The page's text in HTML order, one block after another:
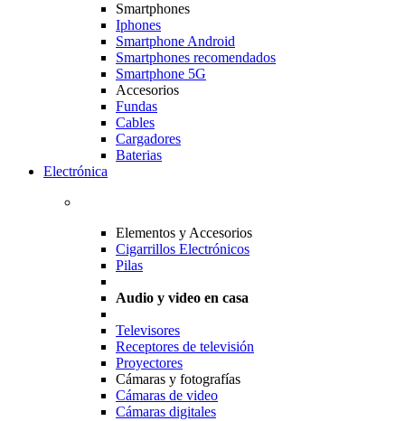
Smartphones
Iphones
Smartphone Android
Smartphones recomendados
Smartphone 5G
Accesorios
Fundas
Cables
Cargadores
Baterias
Electrónica
Elementos y Accesorios
Cigarrillos Electrónicos
Pilas
Audio y video en casa
Televisores
Receptores de televisión
Proyectores
Cámaras y fotografías
Cámaras de video
Cámaras digitales